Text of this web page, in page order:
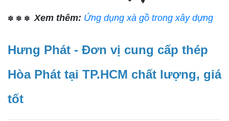
✽ ✽ ✽ Xem thêm: Ứng dụng xà gồ trong xây dựng
Hưng Phát - Đơn vị cung cấp thép
Hòa Phát tại TP.HCM chất lượng, giá
tốt